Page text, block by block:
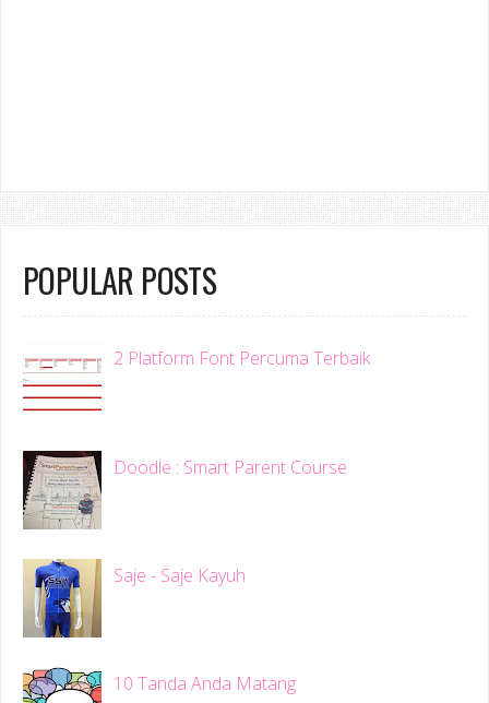
POPULAR POSTS
2 Platform Font Percuma Terbaik
Doodle : Smart Parent Course
Saje - Saje Kayuh
10 Tanda Anda Matang